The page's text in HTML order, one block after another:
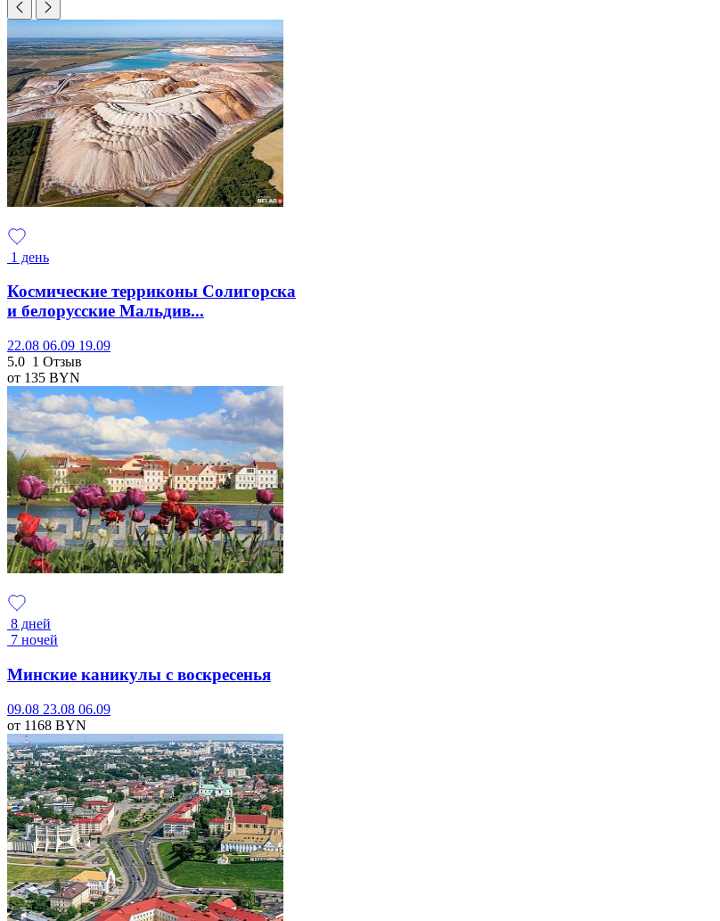
1 день
Космические терриконы Солигорска
и белорусские Мальдив...
22.08 06.09 19.09
5.0 1 Отзыв
от 135 BYN
8 дней
7 ночей
Минские каникулы с воскресенья
09.08 23.08 06.09
от 1168 BYN